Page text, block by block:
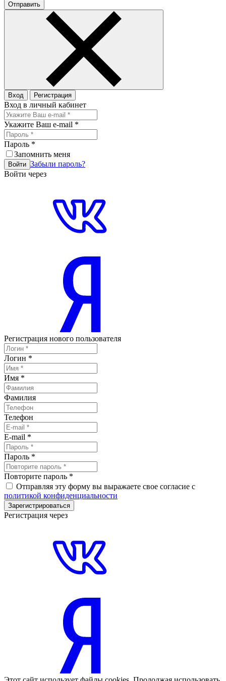
Отправить
Вход Регистрация
Вход в личный кабинет
Укажите Ваш e-mail *
Пароль *
Запомнить меня
Войти Забыли пароль?
Войти через
Регистрация нового пользователя
Логин *
Имя *
Фамилия
Телефон
E-mail *
Пароль *
Повторите пароль *
Отправляя эту форму вы выражаете свое согласие с
политикой конфиденциальности
Зарегистрироваться
Регистрация через